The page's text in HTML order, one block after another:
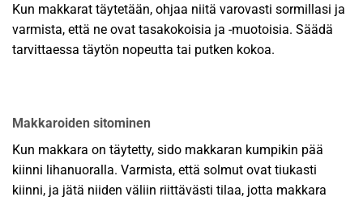
Kun makkarat täytetään, ohjaa niitä varovasti sormillasi ja
varmista, että ne ovat tasakokoisia ja -muotoisia. Säädä
tarvittaessa täytön nopeutta tai putken kokoa.
Makkaroiden sitominen
Kun makkara on täytetty, sido makkaran kumpikin pää
kiinni lihanuoralla. Varmista, että solmut ovat tiukasti
kiinni, ja jätä niiden väliin riittävästi tilaa, jotta makkara